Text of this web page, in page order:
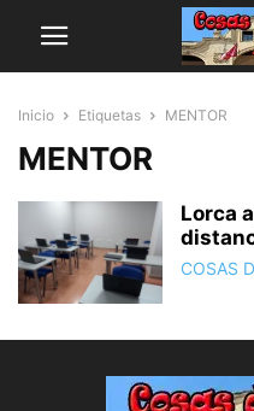
Inicio Etiquetas MENTOR
MENTOR
Lorca
COSAS